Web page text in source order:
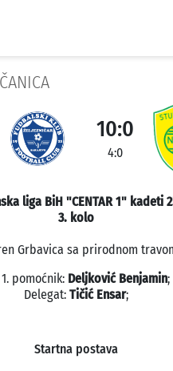
10:0
4:0
liga BiH "CENTAR 1" kadeti
3. kolo
Grbavica sa prirodnom
pomoćnik: Deljković Benjamin;
Delegat: Tičić Ensar;
Startna postava